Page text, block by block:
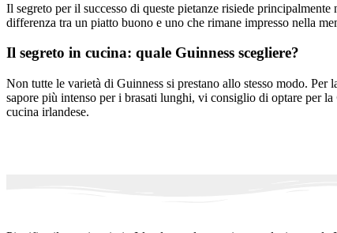
Il segreto per il successo di queste pietanze risiede
differenza tra un piatto buono e uno che rimane impresso nella
Il segreto in cucina: quale Guinness scegliere?
Non tutte le varietà di Guinness si prestano allo stesso modo. Per
sapore più intenso per i brasati lunghi, vi consiglio di optare per la
cucina irlandese.